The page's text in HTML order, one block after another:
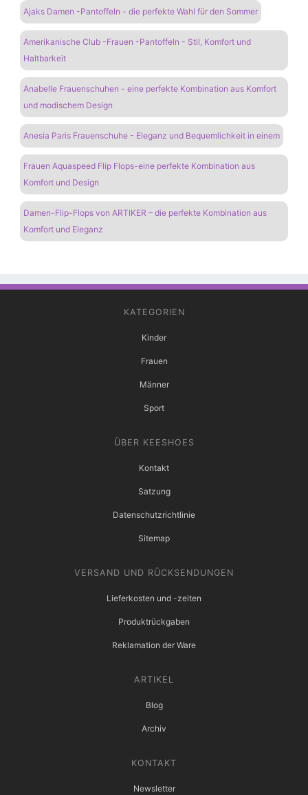
Ajaks Damen -Pantoffeln - die perfekte Wahl für den Sommer
Amerikanische Club -Frauen -Pantoffeln - Stil, Komfort und
Haltbarkeit
Anabelle Frauenschuhen - eine perfekte Kombination aus Komfort
und modischem Design
Anesia Paris Frauenschuhe - Eleganz und Bequemlichkeit in einem
Frauen Aquaspeed Flip Flops-eine perfekte Kombination aus
Komfort und Design
Damen-Flip-Flops von ARTIKER – die perfekte Kombination aus
Komfort und Eleganz
KATEGORIEN
Kinder
Frauen
Männer
Sport
ÜBER KEESHOES
Kontakt
Satzung
Datenschutzrichtlinie
Sitemap
VERSAND UND RÜCKSENDUNGEN
Lieferkosten und -zeiten
Produktrückgaben
Reklamation der Ware
ARTIKEL
Blog
Archiv
KONTAKT
Newsletter